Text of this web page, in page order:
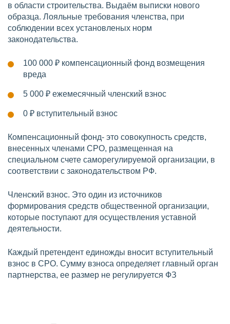
в области строительства. Выдаём выписки нового
образца. Лояльные требования членства, при
соблюдении всех установленых норм
законодательства.
100 000 ₽ компенсационный фонд возмещения
вреда
5 000 ₽ ежемесячный членский взнос
0 ₽ вступительный взнос
Компенсационный фонд- это совокупность средств,
внесенных членами СРО, размещенная на
специальном счете саморегулируемой организации, в
соответствии с законодательством РФ.
Членский взнос. Это один из источников
формирования средств общественной организации,
которые поступают для осуществления уставной
деятельности.
Каждый претендент единожды вносит вступительный
взнос в СРО. Сумму взноса определяет главный орган
партнерства, ее размер не регулируется ФЗ